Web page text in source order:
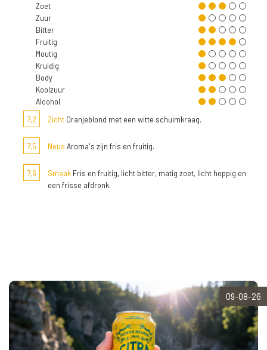
Zoet
Zuur
Bitter
Fruitig
Moutig
Kruidig
Body
Koolzuur
Alcohol
7,2
Zicht Oranjeblond met een witte schuimkraag.
7,5 Neus Aroma's zijn fris en fruitig.
7,6 Smaak Fris en fruitig, licht bitter, matig zoet, licht hoppig en
een frisse afdronk.
09-08-26